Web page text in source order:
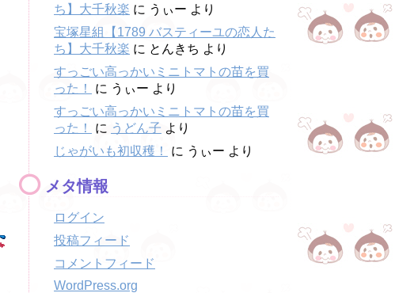
ち】大千秋楽 に うぃー より
宝塚星組【1789 バスティーユの恋人た
ち】大千秋楽 に とんきち より
すっごい高っかいミニトマトの苗を買
った！
に うぃー より
すっごい高っかいミニトマトの苗を買
った！
に うどん子 より
じゃがいも初収穫！
に うぃー より
メタ情報
ログイン
投稿フィード
コメントフィード
WordPress.org